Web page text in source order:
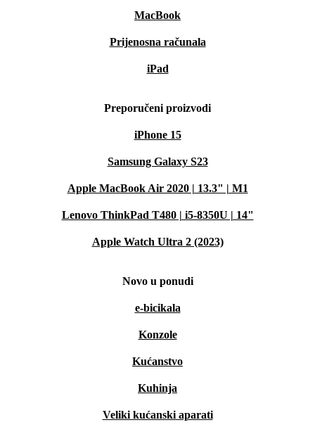
MacBook
Prijenosna računala
iPad
Preporučeni proizvodi
iPhone 15
Samsung Galaxy S23
Apple MacBook Air 2020 | 13.3" | M1
Lenovo ThinkPad T480 | i5-8350U | 14"
Apple Watch Ultra 2 (2023)
Novo u ponudi
e-bicikala
Konzole
Kućanstvo
Kuhinja
Veliki kućanski aparati